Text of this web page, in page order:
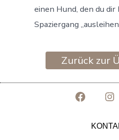
einen Hund, den du
Spaziergang
Zurück zur
Facebook